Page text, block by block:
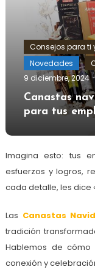
Consejos para ti
Novedades
9 diciembre, 2024
Canastas
para tus
Imagina esto: tus
esfuerzos y logros,
cada detalle, les dice
Las Canastas
tradición
Hablemos de
conexión y